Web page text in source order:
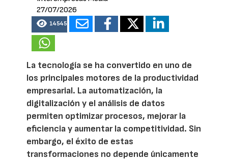
27/07/2026
14545
La tecnología se ha convertido en uno de
los principales motores de la productividad
empresarial. La automatización, la
digitalización y el análisis de datos
permiten optimizar procesos, mejorar la
eficiencia y aumentar la competitividad. Sin
embargo, el éxito de estas
transformaciones no depende únicamente